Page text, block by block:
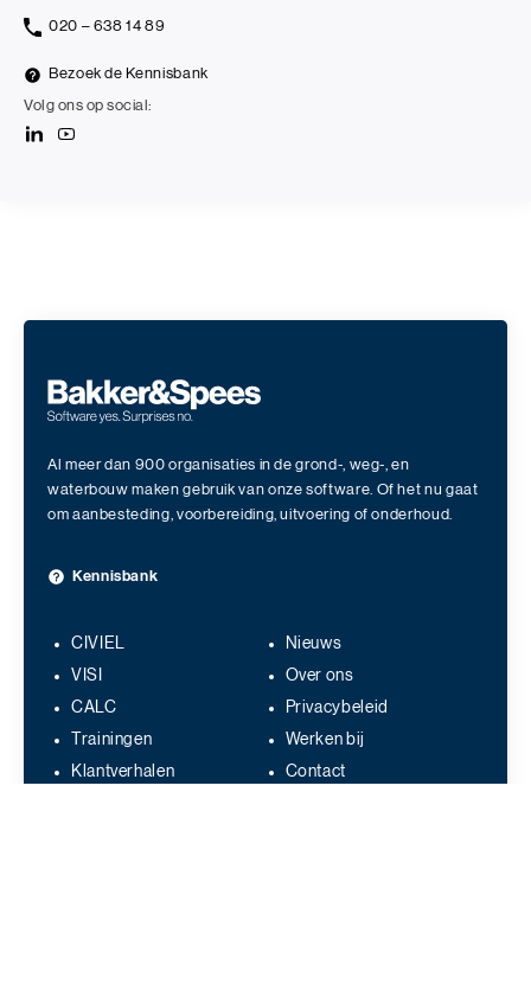
020 – 638 14 89
Bezoek de Kennisbank
Volg ons op social:
Al meer dan 900 organisaties in de grond-, weg-, en
waterbouw maken gebruik van onze software. Of het nu gaat
om aanbesteding, voorbereiding, uitvoering of onderhoud.
Kennisbank
CIVIEL
VISI
CALC
Trainingen
Klantverhalen
Nieuws
Over ons
Privacybeleid
Werken bij
Contact